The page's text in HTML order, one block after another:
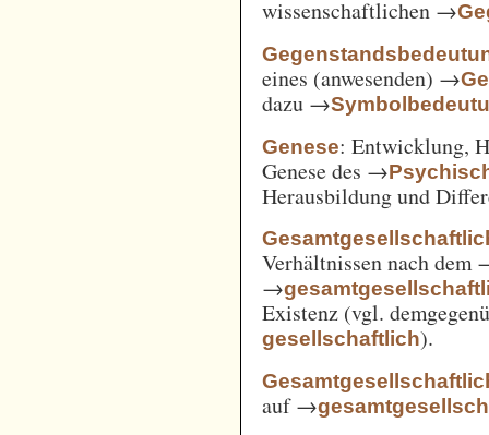
wissenschaftlichen →
eines (anwesenden) →
dazu →
Genese: Entwicklung,
Genese des →
Herausbildung und
Verhältnissen nach dem
→
Existenz (vgl.
gesellschaftlich).
auf →